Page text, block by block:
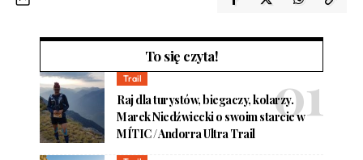
To się czyta!
Trail
Raj dla turystów, biegaczy, kolarzy.
Marek Niedźwiecki o swoim starcie w
MÍTIC / Andorra Ultra Trail